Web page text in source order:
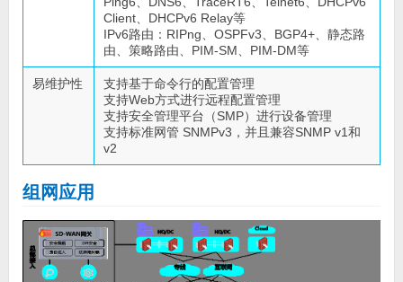
Client、DHCPv6 Relay等
IPv6路由：RIPng、OSPFv3、BGP4+、静态路
由、策略路由、PIM-SM、PIM-DM等
易维护性
支持基于命令行的配置管理
支持Web方式进行远程配置管理
支持安全管理平台（SMP）进行设备管理
支持标准网管 SNMPv3，并且兼容SNMP v1和
v2
组网应用